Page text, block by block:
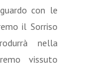
con le
il Sorriso
nella
vissuto